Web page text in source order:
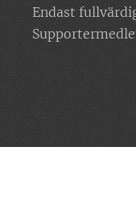
Endast